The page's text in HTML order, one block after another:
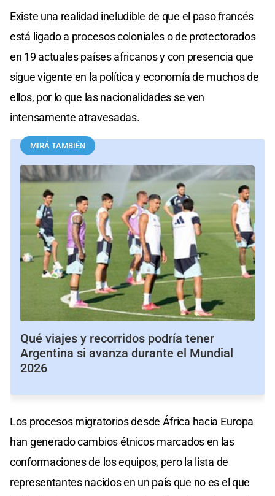
Existe una realidad ineludible de que el paso francés
está ligado a procesos coloniales o de protectorados
en 19 actuales países africanos y con presencia que
sigue vigente en la política y economía de muchos de
ellos, por lo que las nacionalidades se ven
intensamente atravesadas.
MIRÁ TAMBIÉN
Qué viajes y recorridos podría tener
Argentina si avanza durante el Mundial
2026
Los procesos migratorios desde África hacia Europa
han generado cambios étnicos marcados en las
conformaciones de los equipos, pero la lista de
representantes nacidos en un país que no es el que